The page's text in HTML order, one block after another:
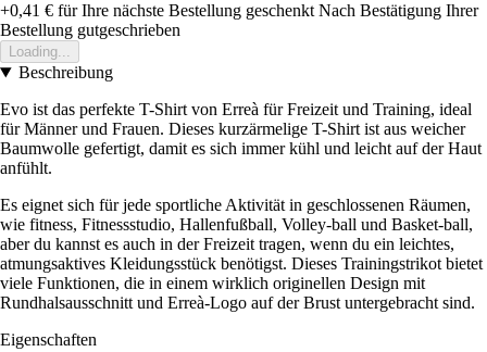
+0,41 € für Ihre nächste Bestellung geschenkt Nach Bestätigung Ihrer
Bestellung gutgeschrieben
Loading...
Beschreibung
Evo ist das perfekte T-Shirt von Erreà für Freizeit und Training, ideal
für Männer und Frauen. Dieses kurzärmelige T-Shirt ist aus weicher
Baumwolle gefertigt, damit es sich immer kühl und leicht auf der Haut
anfühlt.
Es eignet sich für jede sportliche Aktivität in geschlossenen Räumen,
wie fitness, Fitnessstudio, Hallenfußball, Volley-ball und Basket-ball,
aber du kannst es auch in der Freizeit tragen, wenn du ein leichtes,
atmungsaktives Kleidungsstück benötigst. Dieses Trainingstrikot bietet
viele Funktionen, die in einem wirklich originellen Design mit
Rundhalsausschnitt und Erreà-Logo auf der Brust untergebracht sind.
Eigenschaften